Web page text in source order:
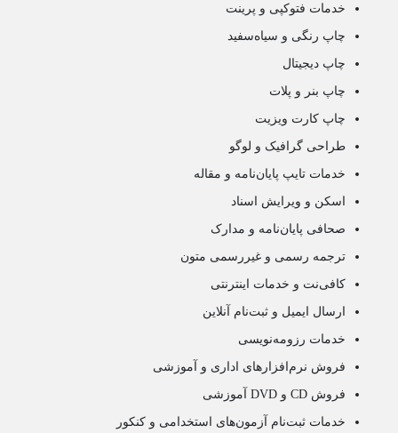
خدمات فتوکپی و پرینت
چاپ رنگی و سیاه‌سفید
چاپ دیجیتال
چاپ بنر و پلات
چاپ کارت ویزیت
طراحی گرافیک و لوگو
خدمات تایپ پایان‌نامه و مقاله
اسکن و ویرایش اسناد
صحافی پایان‌نامه و مدارک
ترجمه رسمی و غیررسمی متون
کافی‌نت و خدمات اینترنتی
ارسال ایمیل و ثبت‌نام آنلاین
خدمات رزومه‌نویسی
فروش نرم‌افزارهای اداری و آموزشی
فروش CD و DVD آموزشی
خدمات ثبت‌نام آزمون‌های استخدامی و کنکور